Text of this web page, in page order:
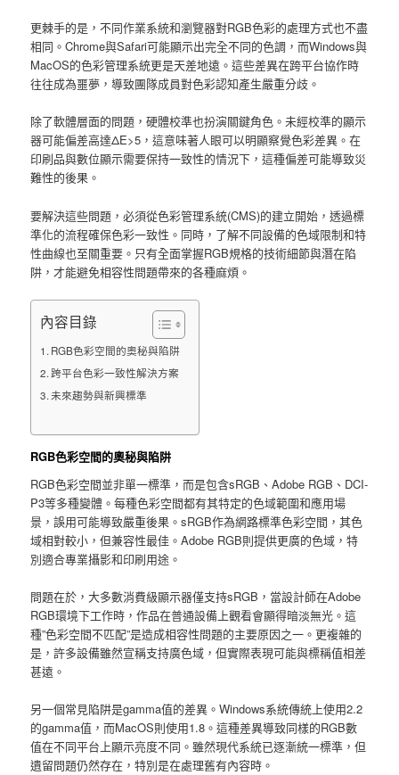
更棘手的是，不同作業系統和瀏覽器對RGB色彩的處理方式也不盡
相同。Chrome與Safari可能顯示出完全不同的色調，而Windows與
MacOS的色彩管理系統更是天差地遠。這些差異在跨平台協作時
往往成為噩夢，導致團隊成員對色彩認知產生嚴重分歧。
除了軟體層面的問題，硬體校準也扮演關鍵角色。未經校準的顯示
器可能偏差高達ΔE>5，這意味著人眼可以明顯察覺色彩差異。在
印刷品與數位顯示需要保持一致性的情況下，這種偏差可能導致災
難性的後果。
要解決這些問題，必須從色彩管理系統(CMS)的建立開始，透過標
準化的流程確保色彩一致性。同時，了解不同設備的色域限制和特
性曲線也至關重要。只有全面掌握RGB規格的技術細節與潛在陷
阱，才能避免相容性問題帶來的各種麻煩。
內容目錄
RGB色彩空間的奧秘與陷阱
跨平台色彩一致性解決方案
未來趨勢與新興標準
RGB色彩空間的奧秘與陷阱
RGB色彩空間並非單一標準，而是包含sRGB、Adobe RGB、DCI-
P3等多種變體。每種色彩空間都有其特定的色域範圍和應用場
景，誤用可能導致嚴重後果。sRGB作為網路標準色彩空間，其色
域相對較小，但兼容性最佳。Adobe RGB則提供更廣的色域，特
別適合專業攝影和印刷用途。
問題在於，大多數消費級顯示器僅支持sRGB，當設計師在Adobe
RGB環境下工作時，作品在普通設備上觀看會顯得暗淡無光。這
種”色彩空間不匹配”是造成相容性問題的主要原因之一。更複雜的
是，許多設備雖然宣稱支持廣色域，但實際表現可能與標稱值相差
甚遠。
另一個常見陷阱是gamma值的差異。Windows系統傳統上使用2.2
的gamma值，而MacOS則使用1.8。這種差異導致同樣的RGB數
值在不同平台上顯示亮度不同。雖然現代系統已逐漸統一標準，但
遺留問題仍然存在，特別是在處理舊有內容時。